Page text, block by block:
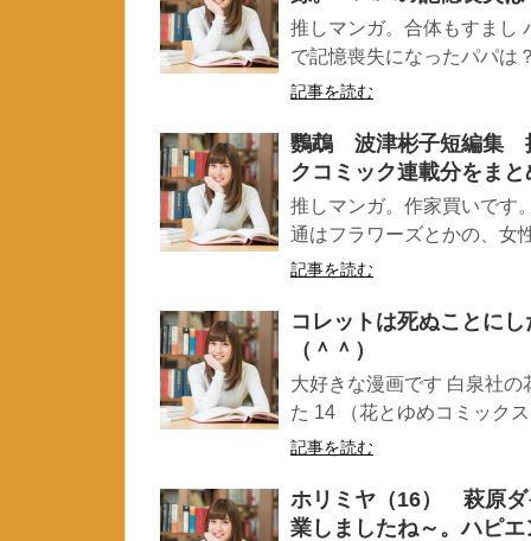
推しマンガ。合体もすまし
で記憶喪失になったパパは
記事を読む
鸚鵡 波津彬子短編集
クコミック連載分をま
推しマンガ。作家買いです
通はフラワーズとかの、女
記事を読む
コレットは死ぬこと
（＾＾）
大好きな漫画です 白泉社
た 14 （花とゆめコミック
記事を読む
ホリミヤ（16） 萩原
業しましたね～。ハピエ